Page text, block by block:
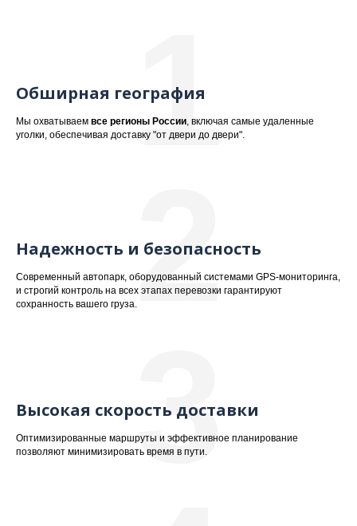
Обширная география
Мы охватываем все регионы России, включая самые удаленные
уголки, обеспечивая доставку "от двери до двери".
1
Надежность и безопасность
Современный автопарк, оборудованный системами GPS-мониторинга,
и строгий контроль на всех этапах перевозки гарантируют
сохранность вашего груза.2
Высокая скорость доставки
Оптимизированные маршруты и эффективное планирование
позволяют минимизировать время в пути.
3